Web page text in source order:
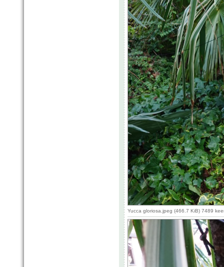
Yucca gloriosa.jpeg (466.7 KiB) 7489